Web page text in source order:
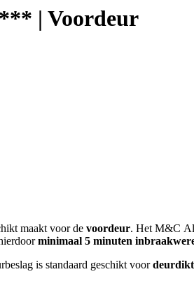
| Voordeur
maakt voor de voordeur. Het M&C
minimaal 5 minuten
is standaard geschikt voor